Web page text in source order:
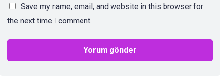
Save my name, email, and website in this browser for
the next time I comment.